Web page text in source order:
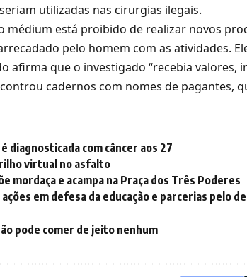
utilizadas nas cirurgias ilegais.
médium está proibido de realizar novos
pelo homem com as atividades.
afirma que o investigado “recebia valores,
cadernos com nomes de pagantes,
diagnosticada com câncer aos 27
virtual no asfalto
mordaça e acampa na Praça dos Três Poderes
em defesa da educação e parcerias pelo
pode comer de jeito nenhum